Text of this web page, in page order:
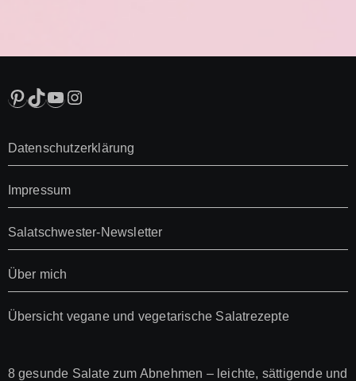
Pinterest
TikTok
YouTube
Instagram
Datenschutzerklärung
Impressum
Salatschwester-Newsletter
Über mich
Übersicht vegane und vegetarische Salatrezepte
8 gesunde Salate zum Abnehmen – leichte, sättigende und